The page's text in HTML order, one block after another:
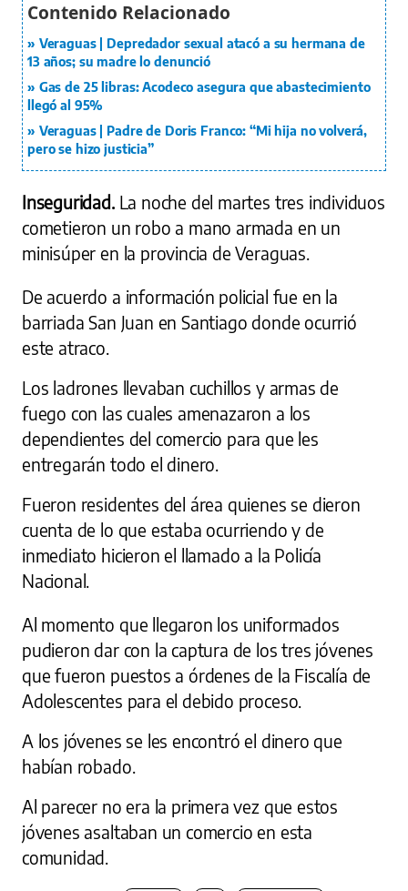
Veraguas | Depredador sexual atacó a su hermana de
13 años; su madre lo denunció
Gas de 25 libras: Acodeco asegura que abastecimiento
llegó al 95%
Veraguas | Padre de Doris Franco: “Mi hija no volverá,
pero se hizo justicia”
Inseguridad. La noche del martes tres individuos
cometieron un robo a mano armada en un
minisúper en la provincia de Veraguas.
De acuerdo a información policial fue en la
barriada San Juan en Santiago donde ocurrió
este atraco.
Los ladrones llevaban cuchillos y armas de
fuego con las cuales amenazaron a los
dependientes del comercio para que les
entregarán todo el dinero.
Fueron residentes del área quienes se dieron
cuenta de lo que estaba ocurriendo y de
inmediato hicieron el llamado a la Policía
Nacional.
Al momento que llegaron los uniformados
pudieron dar con la captura de los tres jóvenes
que fueron puestos a órdenes de la Fiscalía de
Adolescentes para el debido proceso.
A los jóvenes se les encontró el dinero que
habían robado.
Al parecer no era la primera vez que estos
jóvenes asaltaban un comercio en esta
comunidad.